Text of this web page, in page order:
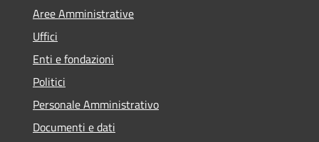
Aree Amministrative
Uffici
Enti e fondazioni
Politici
Personale Amministrativo
Documenti e dati